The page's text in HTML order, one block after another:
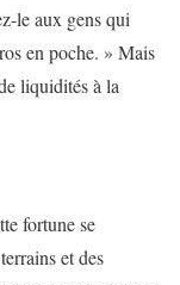
le aux gens qui
en poche. » Mais
liquidités à la
fortune se
et des